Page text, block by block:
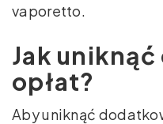
vaporetto.
Jak
opłat?
Aby uniknąć